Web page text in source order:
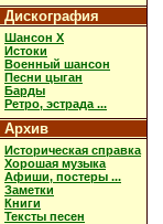
Дискография
Шансон X
Истоки
Военный шансон
Песни цыган
Барды
Ретро, эстрада ...
Архив
Историческая справка
Хорошая музыка
Афиши, постеры ...
Заметки
Книги
Тексты песен